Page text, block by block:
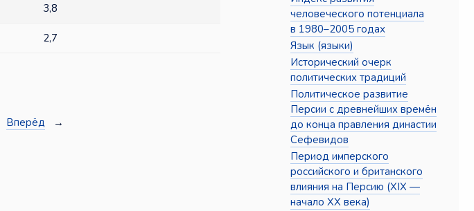
3,8
2,7
Вперёд →
человеческого потенциала
в 1980–2005 годах
Язык (языки)
Исторический очерк
политических традиций
Политическое развитие
Персии с древнейших времён
до конца правления династии
Сефевидов
Период имперского
российского и британского
влияния на Персию (XIX —
начало XX века)